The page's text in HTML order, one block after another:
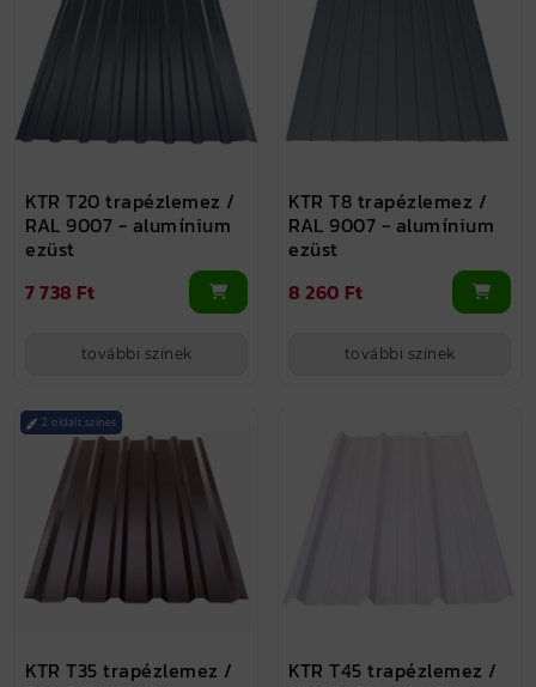
KTR T20 trapézlemez /
RAL 9007 - alumínium
ezüst
7 738 Ft
további színek
KTR T8 trapézlemez /
RAL 9007 - alumínium
ezüst
8 260 Ft
további színek
2 oldalt színes
KTR T35 trapézlemez /
KTR T45 trapézlemez /